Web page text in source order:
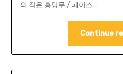
의 작은 홍당무 / 페이스…
Continue